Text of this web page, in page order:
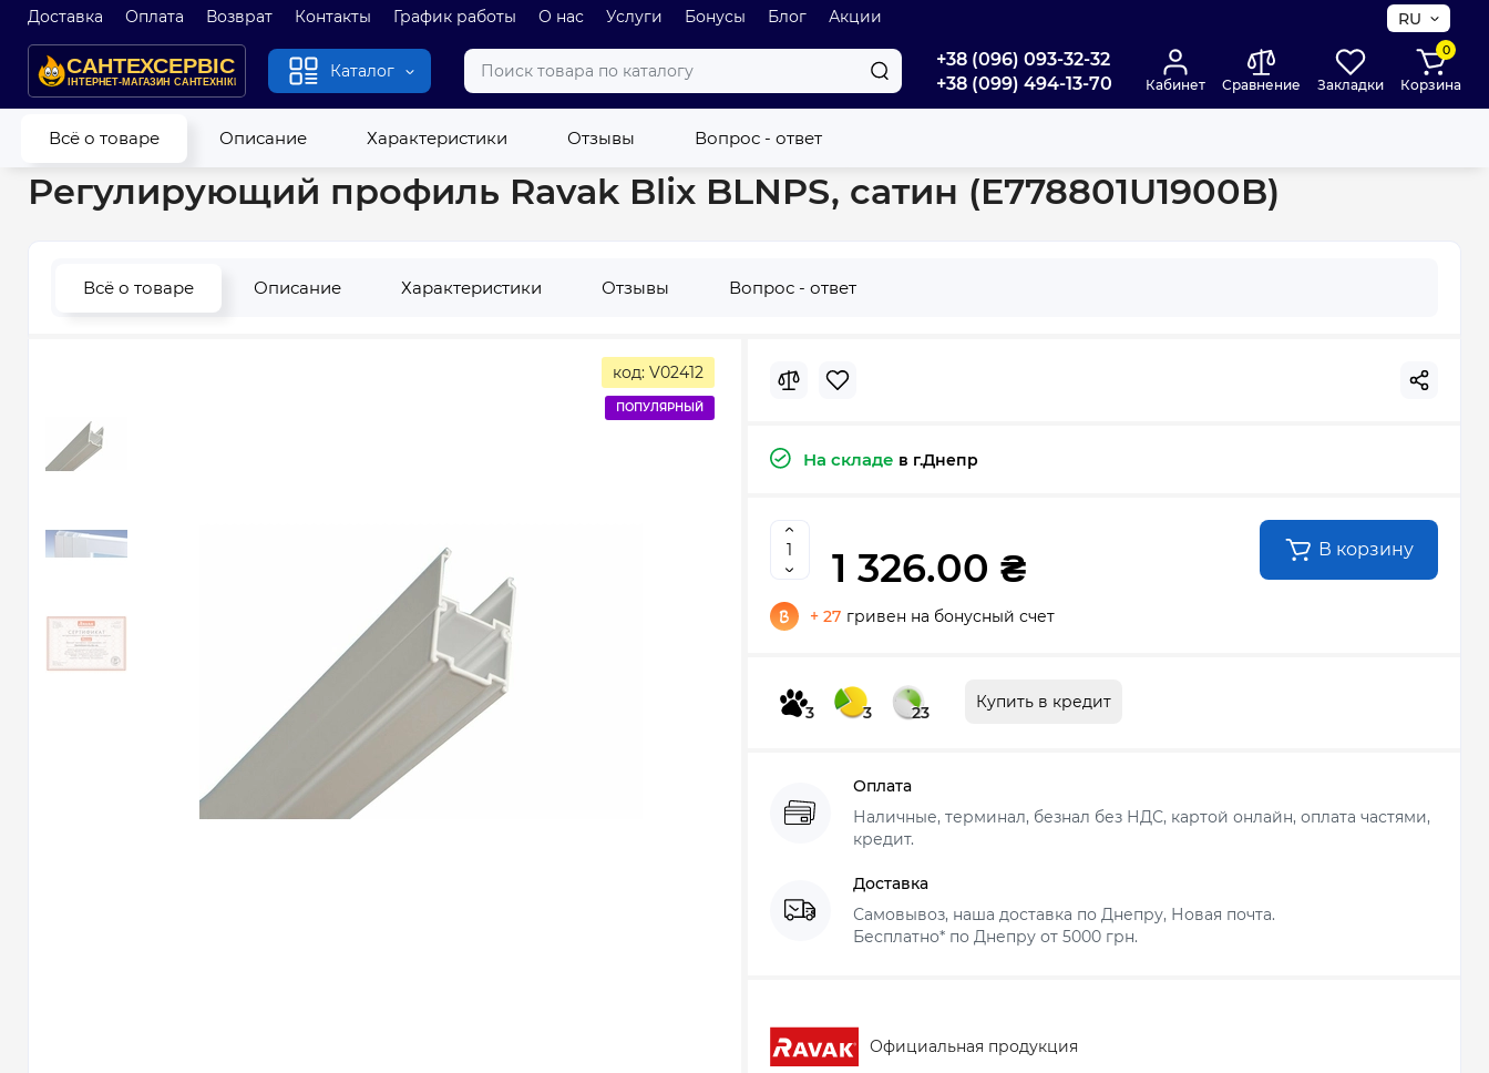
Доставка Оплата Возврат Контакты График работы О нас Услуги Бонусы Блог Акции RU
Каталог
+38 (096) 093-32-32
+38 (099) 494-13-70
Кабинет Сравнение Закладки
0
Корзина
Всё о товаре Описание Характеристики Отзывы Вопрос - ответ
Главная Душевые кабины и гидробоксы Дополнительное оборудование Регулирующий профиль Ravak Blix BLNPS, сатин (E778801U1900B)
Регулирующий профиль Ravak Blix BLNPS, сатин (E778801U1900B)
Всё о товаре Описание Характеристики Отзывы Вопрос - ответ
код: V02412
ПОПУЛЯРНЫЙ
На складе в г.Днепр
1 326.00 ₴ В корзину
+ 27 гривен на бонусный счет
3 3 23
Купить в кредит
Оплата
Наличные, терминал, безнал без НДС, картой онлайн, оплата частями,
кредит.
Доставка
Самовывоз, наша доставка по Днепру, Новая почта.
Бесплатно* по Днепру от 5000 грн.
Официальная продукция